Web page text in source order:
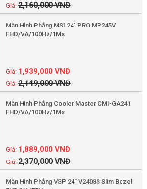
2,160,000VNĐ
Màn Hình Phẳng MSI 24" PRO MP245V
FHD/VA/100Hz/1Ms
2,149,000VNĐ
1,939,000VNĐ
Màn Hình Phẳng Cooler Master CMI-GA241
FHD/VA/100Hz/1Ms
2,370,000VNĐ
1,889,000VNĐ
Màn Hình Phẳng VSP 24'' V2408S Slim Bezel